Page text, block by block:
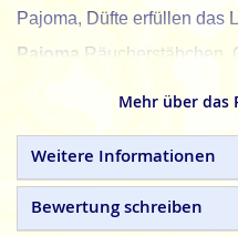
Pajoma, Düfte erfüllen das
Pajoma Räucherstäbchen,
petrochemische Zusätze.
Mehr über das
Weitere Informationen
Bewertung schreiben